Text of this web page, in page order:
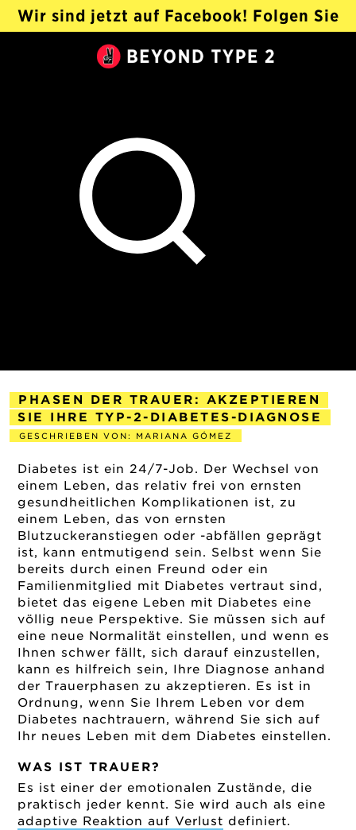
Wir sind jetzt auf Facebook! Folgen Sie
@Beyond Type 2 Auf Deutsch ›
PHASEN DER TRAUER: AKZEPTIEREN
SIE IHRE TYP-2-DIABETES-DIAGNOSE
GESCHRIEBEN VON: MARIANA GÓMEZ
Diabetes ist ein 24/7-Job. Der Wechsel von
einem Leben, das relativ frei von ernsten
gesundheitlichen Komplikationen ist, zu
einem Leben, das von ernsten
Blutzuckeranstiegen oder -abfällen geprägt
ist, kann entmutigend sein. Selbst wenn Sie
bereits durch einen Freund oder ein
Familienmitglied mit Diabetes vertraut sind,
bietet das eigene Leben mit Diabetes eine
völlig neue Perspektive. Sie müssen sich auf
eine neue Normalität einstellen, und wenn es
Ihnen schwer fällt, sich darauf einzustellen,
kann es hilfreich sein, Ihre Diagnose anhand
der Trauerphasen zu akzeptieren. Es ist in
Ordnung, wenn Sie Ihrem Leben vor dem
Diabetes nachtrauern, während Sie sich auf
Ihr neues Leben mit dem Diabetes einstellen.
WAS IST TRAUER?
Es ist einer der emotionalen Zustände, die
praktisch jeder kennt. Sie wird auch als eine
adaptive Reaktion auf Verlust definiert.